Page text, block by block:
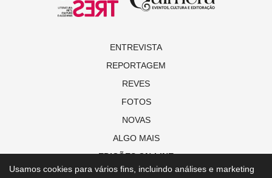
ENTREVISTA
REPORTAGEM
REVES
FOTOS
NOVAS
ALGO MAIS
EDIÇÕES ON-LINE
Usamos cookies para vários fins, incluindo análises e marketing